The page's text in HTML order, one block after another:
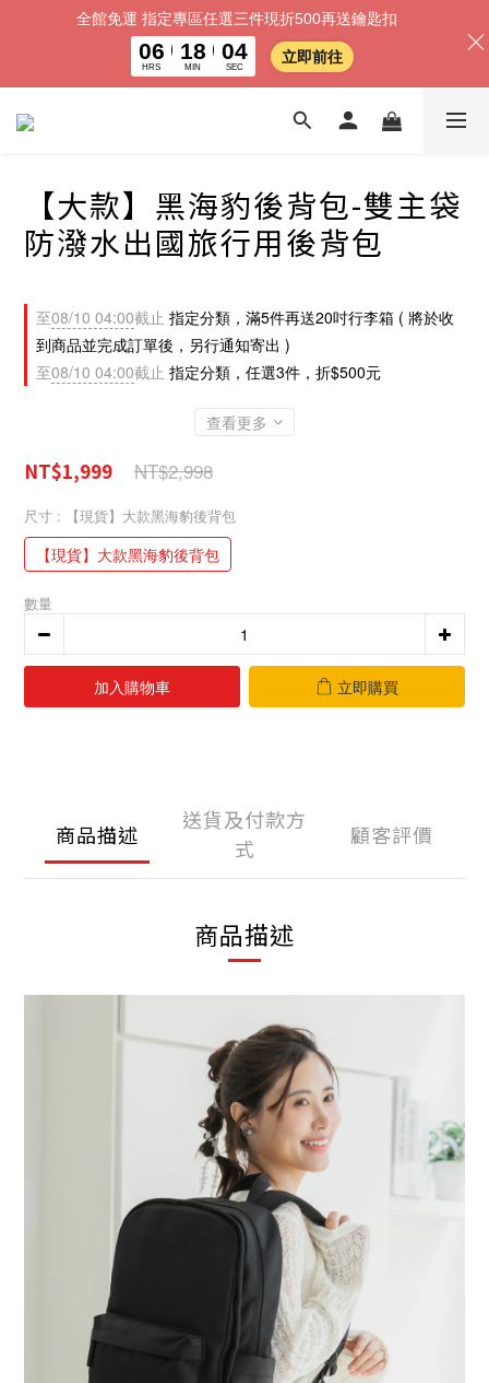
【大款】黑海豹後背包-雙主袋
防潑水出國旅行用後背包
至08/10 04:00截止 指定分類，滿5件再送20吋行李箱 ( 將於收
到商品並完成訂單後，另行通知寄出 )
至08/10 04:00截止 指定分類，任選3件，折$500元
查看更多
NT$2,998
NT$1,999
尺寸 : 【現貨】大款黑海豹後背包
【現貨】大款黑海豹後背包
數量
加入購物車 立即購買
商品描述
送貨及付款方
式
顧客評價
商品描述
全館免運 指定專區任選三件現折500再送鑰匙扣
06
HRS
18
MIN
01
SEC
立即前往